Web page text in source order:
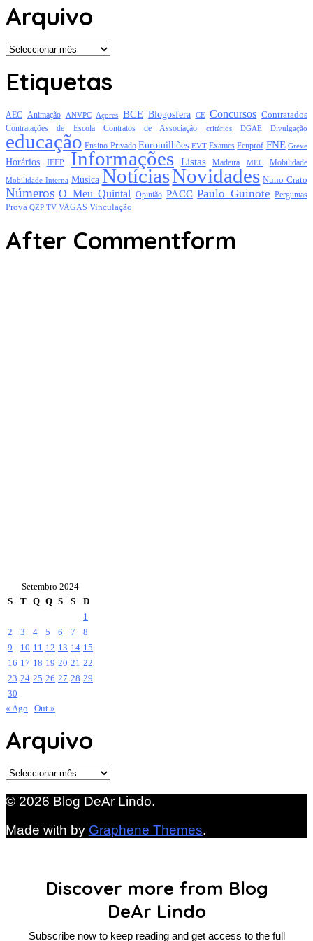
Arquivo
Arquivo
Etiquetas
AEC Animação ANVPC Açores BCE Blogosfera CE Concursos Contratados
Contratações de Escola Contratos de Associação critérios DGAE Divulgação
educação Ensino Privado Euromilhões EVT Exames Fenprof FNE Greve
Horários IEFP Informações Listas Madeira MEC Mobilidade
Mobilidade Interna Música NotíciasNovidades Nuno Crato
Números O Meu Quintal Opinião PACC Paulo Guinote Perguntas
Prova QZP TV VAGAS Vinculação
After Commentform
Setembro 2024
S
T Q Q S S
D
1
2
3 4 5 6 7
8
9
10 11 12 13 14 15
16 17 18 19 20 21 22
23 24 25 26 27 28 29
30
« Ago
Out »
Arquivo
Arquivo
© 2026 Blog DeAr Lindo.
Made with by Graphene Themes.
Discover more from Blog
DeAr Lindo
Subscribe now to keep reading and get access to the full